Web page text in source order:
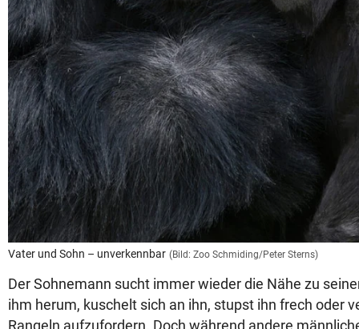
Vater und Sohn – unverkennbar (Bild: Zoo Schmiding/Peter Sterns)
Der Sohnemann sucht immer wieder die Nähe zu
ihm herum, kuschelt sich an ihn, stupst ihn frech oder
Rangeln aufzufordern. Doch während andere